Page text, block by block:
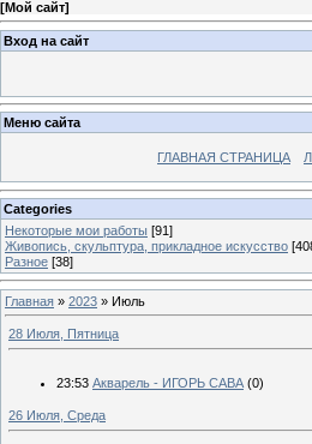
[Мой сайт]
Вход на сайт
Меню сайта
ГЛАВНАЯ СТРАНИЦА
Categories
Некоторые мои работы [91]
Живопись, скульптура, прикладное искусство
Разное [38]
Главная » 2023 » Июль
28 Июля, Пятница
23:53 Акварель - ИГОРЬ САВА (0)
26 Июля, Среда